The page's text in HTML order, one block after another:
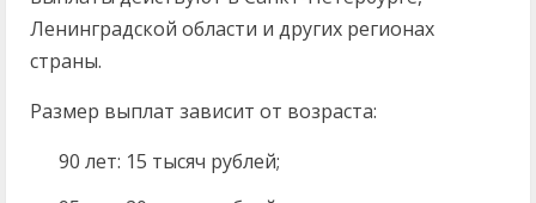
Ленинградской области и других регионах
страны.
Размер выплат зависит от возраста:
90 лет: 15 тысяч рублей;